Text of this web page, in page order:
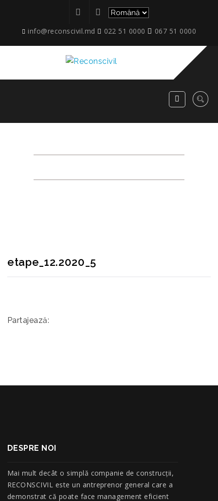
info@reconscivil.md 022 51 0000 067 51 0000
etape_12.2020_5
Partajează:
DESPRE NOI
Mai mult decât o simplă companie de construcţii,
RECONSCIVIL este un antreprenor general care a
demonstrat că poate face management eficient